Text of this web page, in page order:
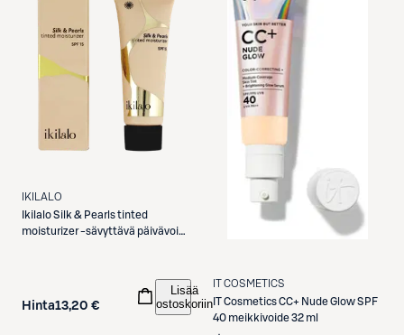
IKILALO
IkilaloSilk & Pearls tinted
moisturizer -sävyttävä päivävoide
Hinta13,20 €
Lisää
ostoskoriin
IT COSMETICS
IT CosmeticsCC+ Nude Glow SPF
40 meikkivoide 32 ml